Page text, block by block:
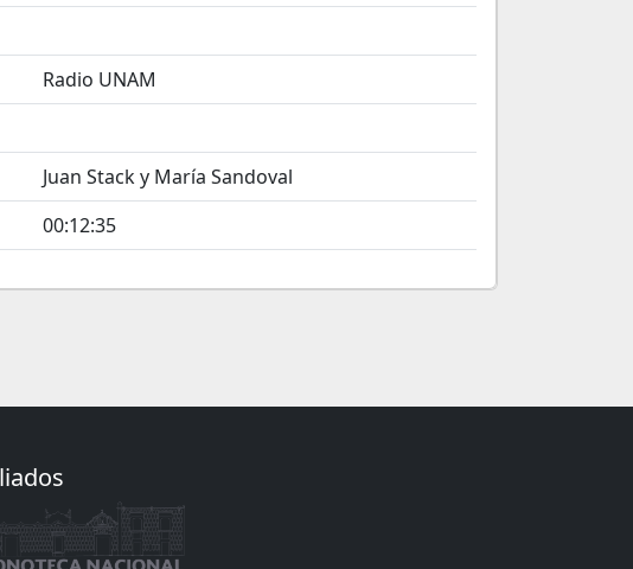
Radio UNAM
Juan Stack y María Sandoval
00:12:35